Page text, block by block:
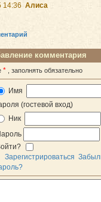
14:36 Алиса
комментария
* , заполнять обязательно
Имя
(гостевой вход)
Ник
Зарегистрироваться